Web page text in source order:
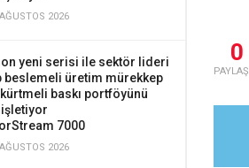
2026
yeni serisi ile sektör lideri
beslemeli üretim mürekkep
baskı portföyünü
7000
2026
0